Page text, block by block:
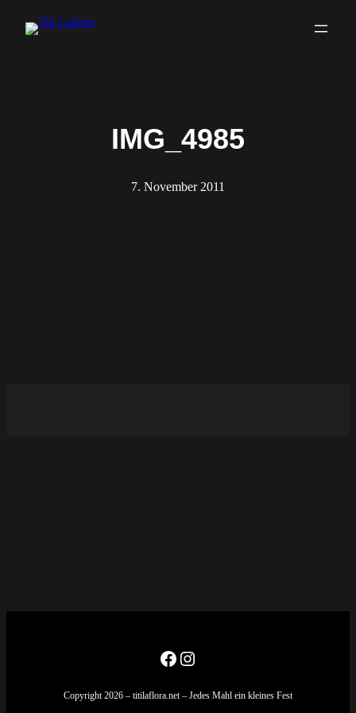
Inhalt
IMG_4985
7. November 2011
Facebook
Instagram
Copyright 2026 – titilaflora.net – Jedes Mahl ein kleines Fest